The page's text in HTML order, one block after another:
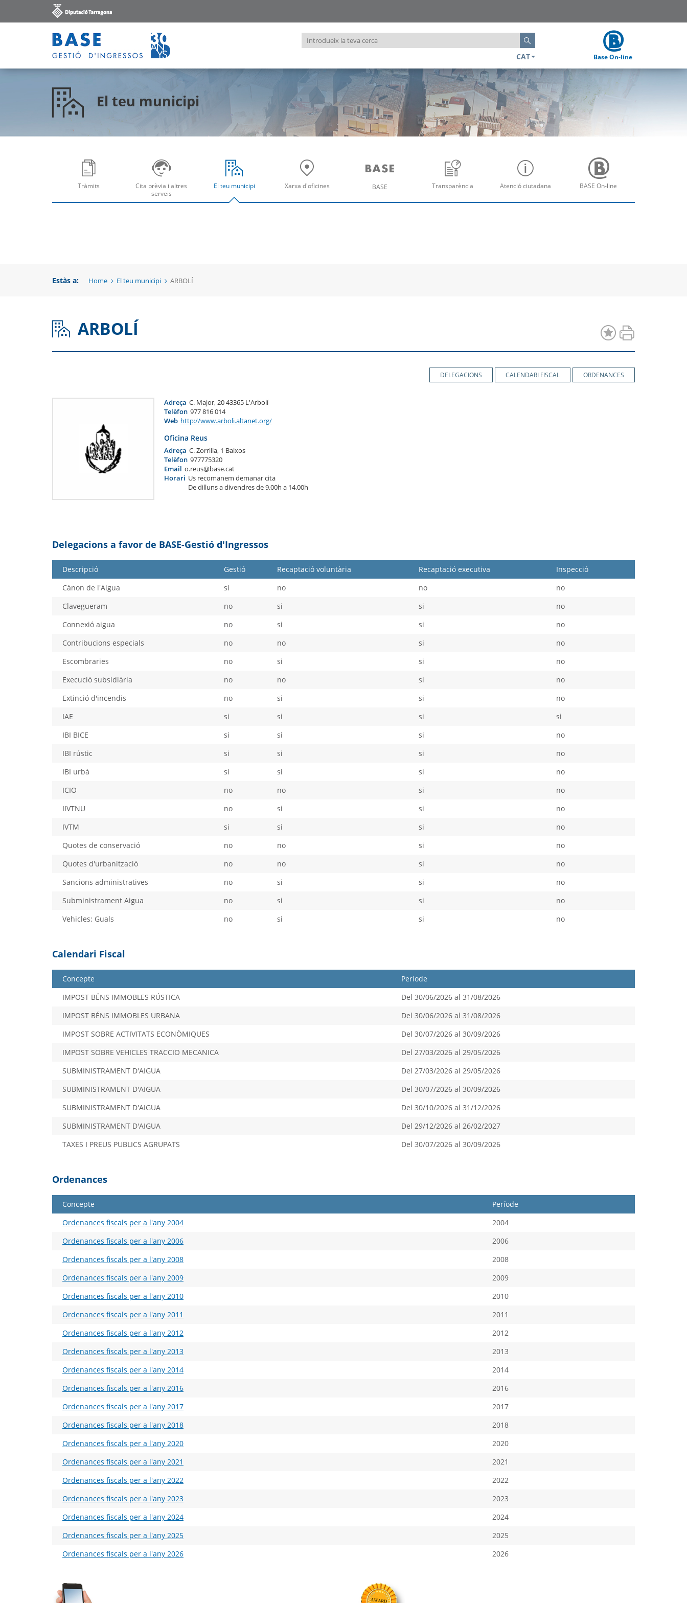
Introdueix
la
cerca
CAT
Base On-line
El teu municipi
Tràmits
Obre
finestra
Cita prèvia i altres
serveis
Obre
finestra
El teu municipi
Obre
Xarxa d'oficines
Obre
BASE
Obre
Transparència
Obre
Atenció ciutadana
Obre
BASE On-line
Obre
Estàs a: Home El teu municipi ARBOLÍ
ARBOLÍ
DELEGACIONS CALENDARI FISCAL ORDENANCES
Adreça C. Major, 20 43365 L'Arbolí
Telèfon 977 816 014
Web http://www.arboli.altanet.org/
Oficina Reus
Adreça C. Zorrilla, 1 Baixos
Telèfon 977775320
Email o.reus@base.cat
Horari Us recomanem demanar cita
De dilluns a divendres de 9.00h a 14.00h
Delegacions a favor de BASE-Gestió d'Ingressos
Descripció Gestió Recaptació voluntària Recaptació executiva
Inspecció
Cànon de l'Aigua
si no no
no
Clavegueram
no si si
no
Connexió aigua
no si si
no
Contribucions especials
no no si
no
Escombraries
no si si
no
Execució subsidiària
no no si
no
Extinció d'incendis
no si si
no
IAE
si si si
si
IBI BICE
si si si
no
IBI rústic
si si si
no
IBI urbà
si si si
no
ICIO
no no si
no
IIVTNU
no si si
no
IVTM
si si si
no
Quotes de conservació
no no si
no
Quotes d'urbanització
no no si
no
Sancions administratives
no si si
no
Subministrament Aigua
no si si
no
Vehicles: Guals
no si si no
Calendari Fiscal
Concepte
Període
IMPOST BÉNS IMMOBLES RÚSTICA
Del 30/06/2026 al 31/08/2026
IMPOST BÉNS IMMOBLES URBANA
Del 30/06/2026 al 31/08/2026
IMPOST SOBRE ACTIVITATS ECONÒMIQUES
Del 30/07/2026 al 30/09/2026
IMPOST SOBRE VEHICLES TRACCIO MECANICA
Del 27/03/2026 al 29/05/2026
SUBMINISTRAMENT D'AIGUA
Del 27/03/2026 al 29/05/2026
SUBMINISTRAMENT D'AIGUA
Del 30/07/2026 al 30/09/2026
SUBMINISTRAMENT D'AIGUA
Del 30/10/2026 al 31/12/2026
SUBMINISTRAMENT D'AIGUA
Del 29/12/2026 al 26/02/2027
TAXES I PREUS PUBLICS AGRUPATS
Del 30/07/2026 al 30/09/2026
Ordenances
Concepte
Període
Ordenances fiscals per a l'any 2004
2004
Ordenances fiscals per a l'any 2006
2006
Ordenances fiscals per a l'any 2008
2008
Ordenances fiscals per a l'any 2009
2009
Ordenances fiscals per a l'any 2010
2010
Ordenances fiscals per a l'any 2011
2011
Ordenances fiscals per a l'any 2012
2012
Ordenances fiscals per a l'any 2013
2013
Ordenances fiscals per a l'any 2014
2014
Ordenances fiscals per a l'any 2016
2016
Ordenances fiscals per a l'any 2017
2017
Ordenances fiscals per a l'any 2018
2018
Ordenances fiscals per a l'any 2020
2020
Ordenances fiscals per a l'any 2021
2021
Ordenances fiscals per a l'any 2022
2022
Ordenances fiscals per a l'any 2023
2023
Ordenances fiscals per a l'any 2024
2024
Ordenances fiscals per a l'any 2025
2025
Ordenances fiscals per a l'any 2026
2026